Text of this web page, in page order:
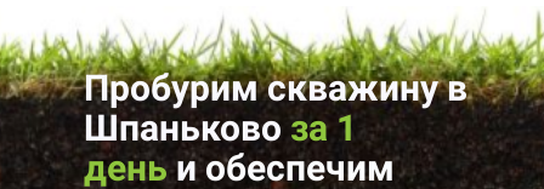
Пробурим скважину в
Шпаньково за 1
деньиобеспечим